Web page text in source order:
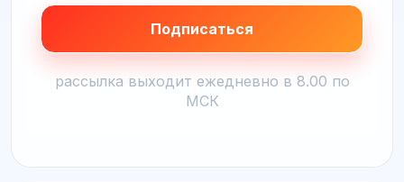
рассылка выходит ежедневно в 8.00 по
МСК